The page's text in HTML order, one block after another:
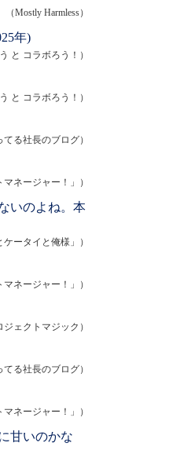
（Mostly Harmless）
年)
と コラボろう！）
と コラボろう！）
てる社長のブログ）
ネージャー！」）
いのよね。本
ータイと俺様」）
ネージャー！」）
ジェクトマジック）
てる社長のブログ）
ネージャー！」）
甘いのかな